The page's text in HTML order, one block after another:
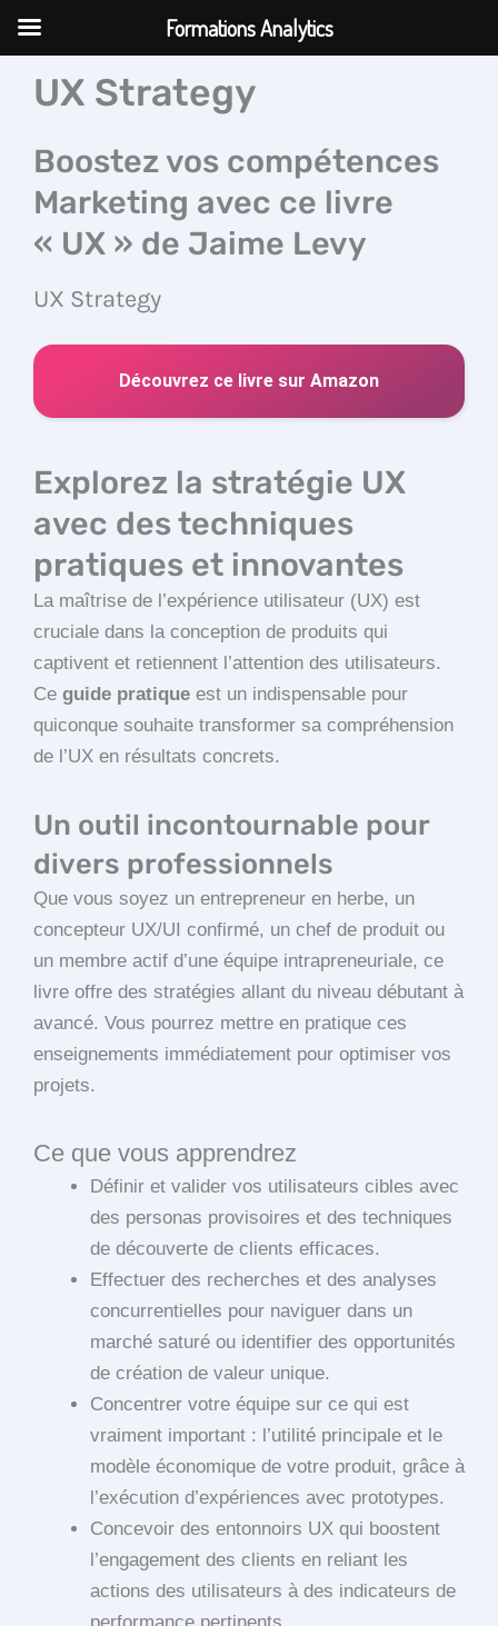
Aller
contenuUX Strategy
Boostez vos compétences
Marketing avec ce livre
« UX » de Jaime Levy
UX Strategy
Découvrez ce livre sur Amazon
Explorez la stratégie UX
avec des techniques
pratiques et innovantes
La maîtrise de l’expérience utilisateur (UX) est
cruciale dans la conception de produits qui
captivent et retiennent l’attention des utilisateurs.
Ce guide pratique est un indispensable pour
quiconque souhaite transformer sa compréhension
de l’UX en résultats concrets.
Un outil incontournable pour
divers professionnels
Que vous soyez un entrepreneur en herbe, un
concepteur UX/UI confirmé, un chef de produit ou
un membre actif d’une équipe intrapreneuriale, ce
livre offre des stratégies allant du niveau débutant à
avancé. Vous pourrez mettre en pratique ces
enseignements immédiatement pour optimiser vos
projets.
Ce que vous apprendrez
Définir et valider vos utilisateurs cibles avec
des personas provisoires et des techniques
de découverte de clients efficaces.
Effectuer des recherches et des analyses
concurrentielles pour naviguer dans un
marché saturé ou identifier des opportunités
de création de valeur unique.
Concentrer votre équipe sur ce qui est
vraiment important : l’utilité principale et le
modèle économique de votre produit, grâce à
l’exécution d’expériences avec prototypes.
Concevoir des entonnoirs UX qui boostent
l’engagement des clients en reliant les
actions des utilisateurs à des indicateurs de
performance pertinents.
Formations Analytics